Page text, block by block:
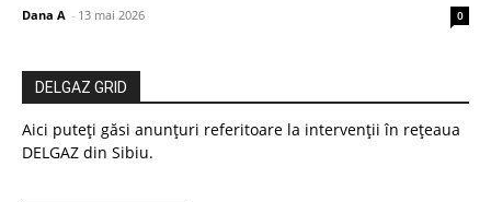
Dana A - 13 mai 2026 0
DELGAZ GRID
Aici puteți găsi anunțuri referitoare la intervenții în rețeaua
DELGAZ din Sibiu.